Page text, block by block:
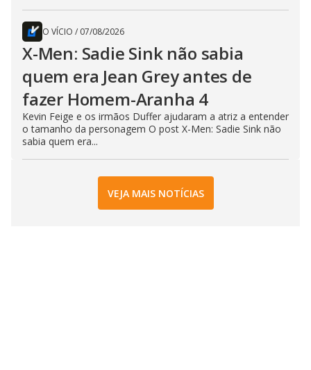
O VÍCIO / 07/08/2026
X-Men: Sadie Sink não sabia
quem era Jean Grey antes de
fazer Homem-Aranha 4
Kevin Feige e os irmãos Duffer ajudaram a atriz a entender
o tamanho da personagem O post X-Men: Sadie Sink não
sabia quem era...
VEJA MAIS NOTÍCIAS